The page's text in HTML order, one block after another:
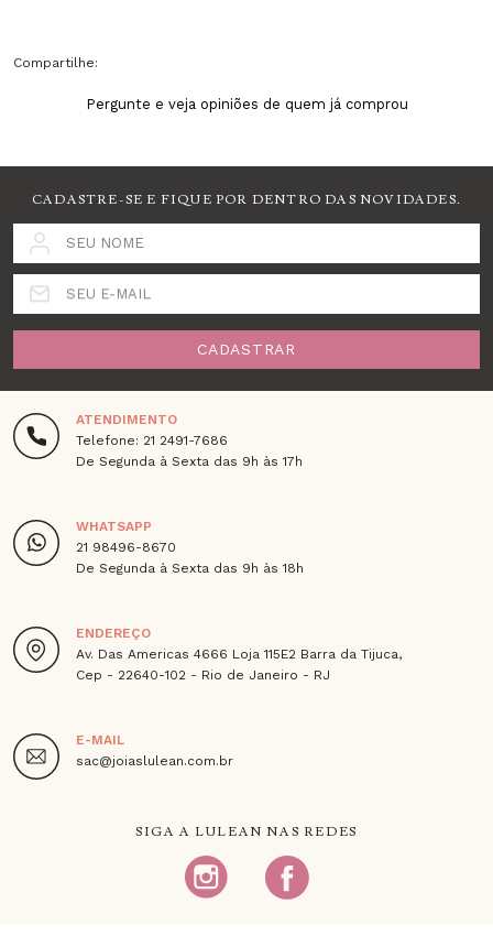
Compartilhe:
Pergunte e veja opiniões de quem já comprou
CADASTRE-SE E FIQUE POR DENTRO DAS NOVIDADES.
SEU NOME
SEU E-MAIL
CADASTRAR
ATENDIMENTO
Telefone: 21 2491-7686
De Segunda à Sexta das 9h às 17h
WHATSAPP
21 98496-8670
De Segunda à Sexta das 9h às 18h
ENDEREÇO
Av. Das Americas 4666 Loja 115E2 Barra da Tijuca,
Cep - 22640-102 - Rio de Janeiro - RJ
E-MAIL
sac@joiaslulean.com.br
SIGA A LULEAN NAS REDES